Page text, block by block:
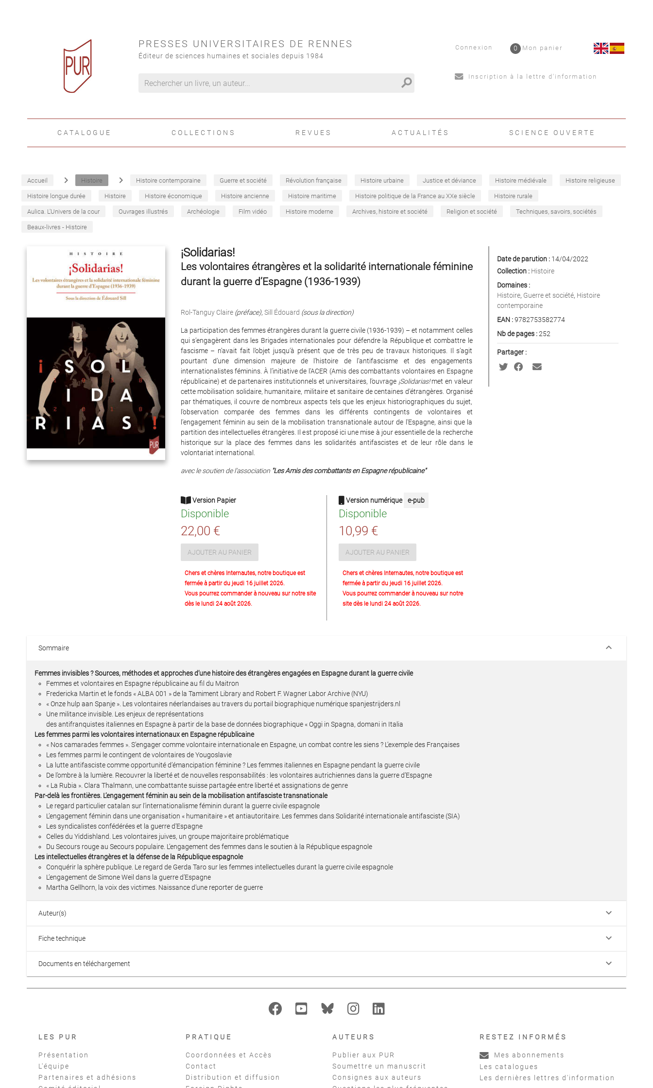
PRESSES UNIVERSITAIRES DE RENNES
Éditeur de sciences humaines et sociales depuis 1984
search
Connexion Mon panier
0
Inscription à la lettre d'information
CATALOGUE COLLECTIONS REVUES ACTUALITÉS SCIENCE OUVERTE
Accueil navigate_next Histoire navigate_next Histoire contemporaine Guerre et société Révolution française Histoire urbaine Justice et déviance Histoire médiévale Histoire religieuse
Histoire longue durée Histoire Histoire économique Histoire ancienne Histoire maritime Histoire politique de la France au XXe siècle Histoire rurale
Aulica. L'Univers de la cour Ouvrages illustrés Archéologie Film vidéo Histoire moderne Archives, histoire et société Religion et société Techniques, savoirs, sociétés
Beaux-livres - Histoire
¡Solidarias!
Les volontaires étrangères et la solidarité internationale féminine
durant la guerre d’Espagne (1936-1939)
Rol-Tanguy Claire (préface), Sill Édouard (sous la direction)
La participation des femmes étrangères durant la guerre civile (1936-1939) – et notamment celles
qui s’engagèrent dans les Brigades internationales pour défendre la République et combattre le
fascisme – n’avait fait l’objet jusqu’à présent que de très peu de travaux historiques. Il s’agit
pourtant d’une dimension majeure de l’histoire de l’antifascisme et des engagements
internationalistes féminins. À l’initiative de l’ACER (Amis des combattants volontaires en Espagne
républicaine) et de partenaires institutionnels et universitaires, l’ouvrage ¡Solidarias!met en valeur
cette mobilisation solidaire, humanitaire, militaire et sanitaire de centaines d’étrangères. Organisé
par thématiques, il couvre de nombreux aspects tels que les enjeux historiographiques du sujet,
l’observation comparée des femmes dans les différents contingents de volontaires et
l’engagement féminin au sein de la mobilisation transnationale autour de l’Espagne, ainsi que la
partition des intellectuelles étrangères. Il est proposé ici une mise à jour essentielle de la recherche
historique sur la place des femmes dans les solidarités antifascistes et de leur rôle dans le
volontariat international.
avec le soutien de l’association "Les Amis des combattants en Espagne républicaine"
Version Papier
Disponible
22,00 €
AJOUTER AU PANIER
Chers et chères Internautes, notre boutique est
fermée à partir du jeudi 16 juillet 2026.
Vous pourrez commander à nouveau sur notre site
dès le lundi 24 août 2026.
Version numérique e-pub
Disponible
10,99 €
AJOUTER AU PANIER
Chers et chères Internautes, notre boutique est
fermée à partir du jeudi 16 juillet 2026.
Vous pourrez commander à nouveau sur notre
site dès le lundi 24 août 2026.
Date de parution :14/04/2022
Collection : Histoire
Domaines :
Histoire, Guerre et société, Histoire
contemporaine
EAN :9782753582774
Nb de pages :252
Partager :
Sommaire keyboard_arrow_down
Femmes invisibles ? Sources, méthodes et approches d’une histoire des étrangères engagées en Espagne durant la guerre civile
Femmes et volontaires en Espagne républicaine au fil du Maitron
Fredericka Martin et le fonds « ALBA 001 » de la Tamiment Library and Robert F. Wagner Labor Archive (NYU)
« Onze hulp aan Spanje ». Les volontaires néerlandaises au travers du portail biographique numérique spanjestrijders.nl
Une militance invisible. Les enjeux de représentations
des antifranquistes italiennes en Espagne à partir de la base de données biographique « Oggi in Spagna, domani in Italia
Les femmes parmi les volontaires internationaux en Espagne républicaine
« Nos camarades femmes ». S’engager comme volontaire internationale en Espagne, un combat contre les siens ? L’exemple des Françaises
Les femmes parmi le contingent de volontaires de Yougoslavie
La lutte antifasciste comme opportunité d’émancipation féminine ? Les femmes italiennes en Espagne pendant la guerre civile
De l’ombre à la lumière. Recouvrer la liberté et de nouvelles responsabilités : les volontaires autrichiennes dans la guerre d’Espagne
« La Rubia ». Clara Thalmann, une combattante suisse partagée entre liberté et assignations de genre
Par-delà les frontières. L’engagement féminin au sein de la mobilisation antifasciste transnationale
Le regard particulier catalan sur l’internationalisme féminin durant la guerre civile espagnole
L’engagement féminin dans une organisation « humanitaire » et antiautoritaire. Les femmes dans Solidarité internationale antifasciste (SIA)
Les syndicalistes confédérées et la guerre d’Espagne
Celles du Yiddishland. Les volontaires juives, un groupe majoritaire problématique
Du Secours rouge au Secours populaire. L’engagement des femmes dans le soutien à la République espagnole
Les intellectuelles étrangères et la défense de la République espagnole
Conquérir la sphère publique. Le regard de Gerda Taro sur les femmes intellectuelles durant la guerre civile espagnole
L’engagement de Simone Weil dans la guerre d’Espagne
Martha Gellhorn, la voix des victimes. Naissance d’une reporter de guerre
Auteur(s) keyboard_arrow_down
Fiche technique keyboard_arrow_down
Documents en téléchargement keyboard_arrow_down
LES PUR
Présentation
L'équipe
Partenaires et adhésions
PRATIQUE
Coordonnées et Accès
Contact
Distribution et diffusion
AUTEURS
Publier aux PUR
Soumettre un manuscrit
Consignes aux auteurs
RESTEZ INFORMÉS
Mes abonnements
Les catalogues
Les dernières lettres d'information